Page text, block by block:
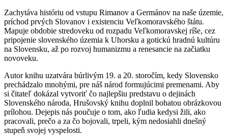
Zachytáva históriu od vstupu Rimanov a Germánov na naše územie,
príchod prvých Slovanov i existenciu Veľkomoravského štátu.
Mapuje obdobie stredoveku od rozpadu Veľkomoravskej ríše, cez
pripojenie slovenského územia k Uhorsku a gotickú hradnú kultúru
na Slovensku, až po rozvoj humanizmu a renesancie na začiatku
novoveku.
Autor knihu uzatvára búrlivým 19. a 20. storočím, kedy Slovensko
prechádzalo mnohými, pre náš národ formujúcimi premenami. Aby
si čitateľ dokázal vytvoriť čo najlepšiu predstavu o dejinách
Slovenského národa, Hrušovský knihu doplnil bohatou obrázkovou
prílohou. Dejepis nás poučuje o tom, ako ľudia kedysi žili, ako
pracovali, prečo a za čo bojovali, trpeli, kým nedosiahli dnešný
stupeň svojej vyspelosti.